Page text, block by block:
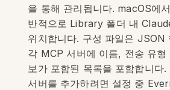
을 통해 관리됩니다. macOS에
반적으로 Library 폴더 내
위치합니다. 구성 파일은 JSON
각 MCP 서버에 이름, 전송 유형
보가 포함된 목록을 포함합니
서버를 추가하려면 설정 중